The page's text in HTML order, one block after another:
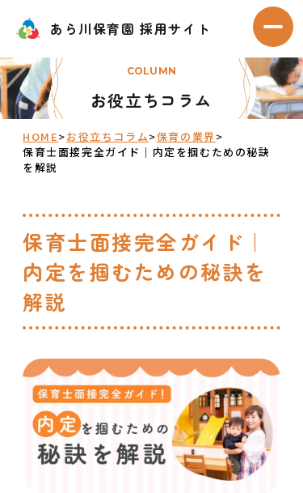
あら川保育園 採用サイト メニ
あら川保育園 採用サイト
COLUMN
お役立ちコラム
HOME>お役立ちコラム>保育の業界>
保育士面接完全ガイド｜内定を掴むための秘訣
を解説
保育士面接完全ガイド｜
内定を掴むための秘訣を
解説